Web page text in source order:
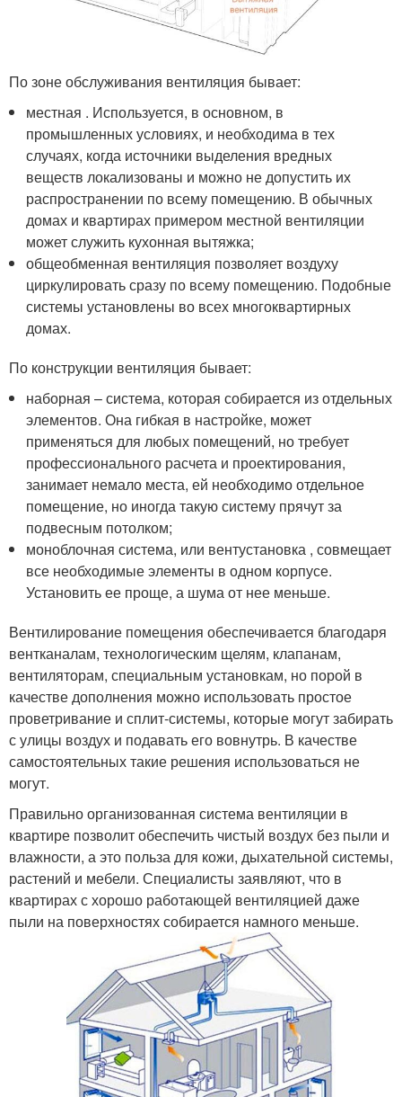
По зоне обслуживания вентиляция бывает:
местная . Используется, в основном, в
промышленных условиях, и необходима в тех
случаях, когда источники выделения вредных
веществ локализованы и можно не допустить их
распространении по всему помещению. В обычных
домах и квартирах примером местной вентиляции
может служить кухонная вытяжка;
общеобменная вентиляция позволяет воздуху
циркулировать сразу по всему помещению. Подобные
системы установлены во всех многоквартирных
домах.
По конструкции вентиляция бывает:
наборная – система, которая собирается из отдельных
элементов. Она гибкая в настройке, может
применяться для любых помещений, но требует
профессионального расчета и проектирования,
занимает немало места, ей необходимо отдельное
помещение, но иногда такую систему прячут за
подвесным потолком;
моноблочная система, или вентустановка , совмещает
все необходимые элементы в одном корпусе.
Установить ее проще, а шума от нее меньше.
Вентилирование помещения обеспечивается благодаря
вентканалам, технологическим щелям, клапанам,
вентиляторам, специальным установкам, но порой в
качестве дополнения можно использовать простое
проветривание и сплит-системы, которые могут забирать
с улицы воздух и подавать его вовнутрь. В качестве
самостоятельных такие решения использоваться не
могут.
Правильно организованная система вентиляции в
квартире позволит обеспечить чистый воздух без пыли и
влажности, а это польза для кожи, дыхательной системы,
растений и мебели. Специалисты заявляют, что в
квартирах с хорошо работающей вентиляцией даже
пыли на поверхностях собирается намного меньше.